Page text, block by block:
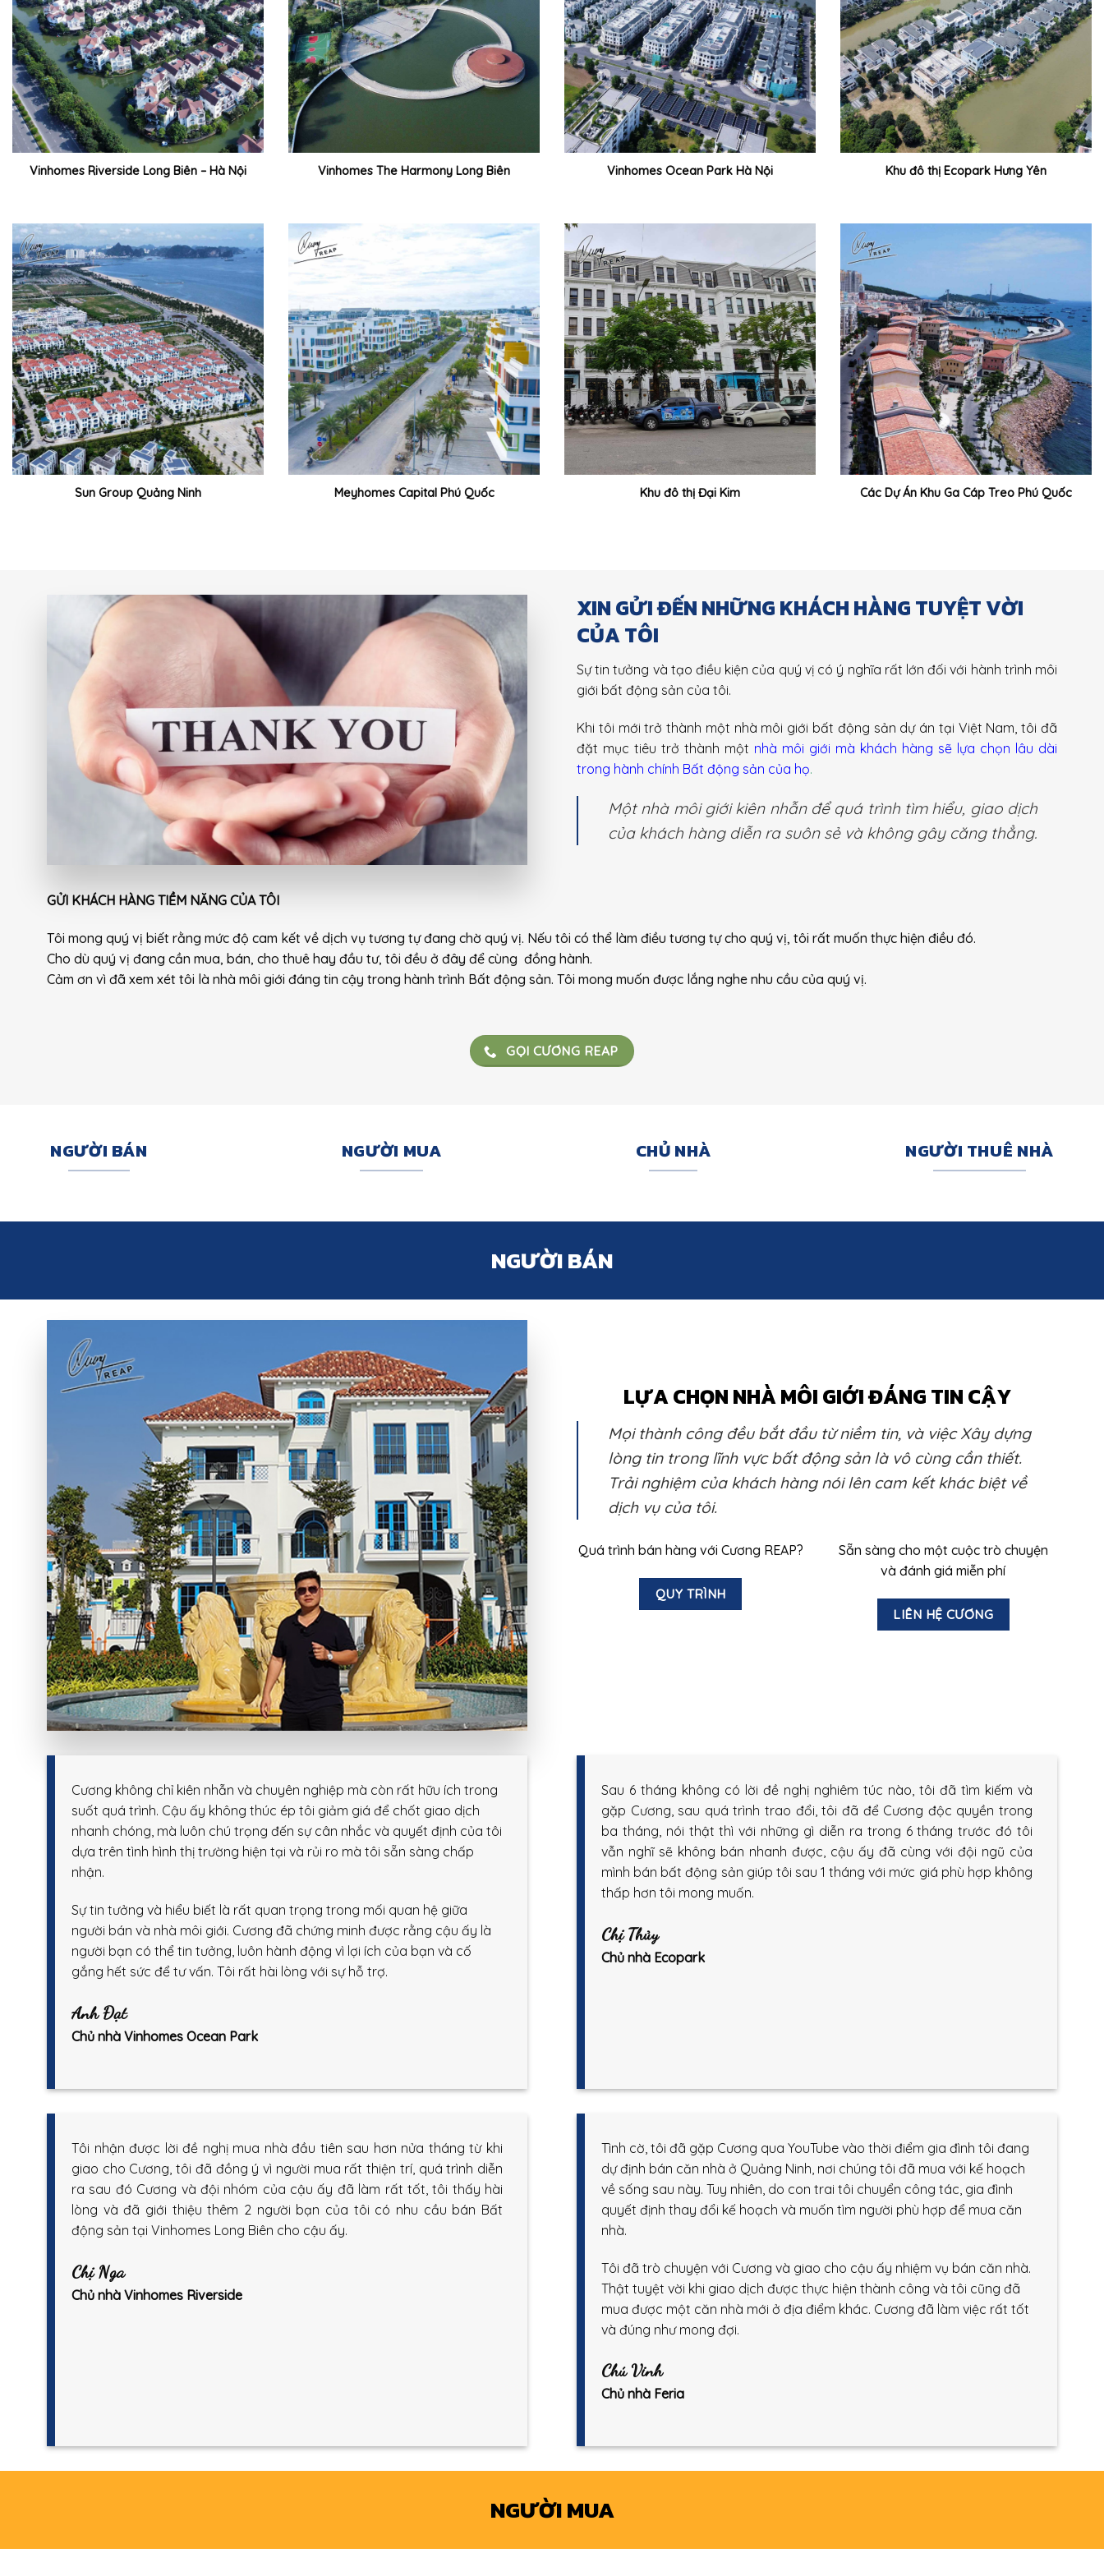
Vinhomes Riverside Long Biên – Hà Nội Vinhomes The Harmony Long Biên Vinhomes Ocean Park Hà Nội Khu đô thị Ecopark Hưng Yên
Sun Group Quảng Ninh Meyhomes Capital Phú Quốc Khu đô thị Đại Kim Các Dự Án Khu Ga Cáp Treo Phú Quốc
XIN GỬI ĐẾN NHỮNG KHÁCH HÀNG TUYỆT VỜI
CỦA TÔI
Sự tin tưởng và tạo điều kiện của quý vị có ý nghĩa rất lớn đối với hành trình môi
giới bất động sản của tôi.
Khi tôi mới trở thành một nhà môi giới bất động sản dự án tại Việt Nam, tôi đã
đặt mục tiêu trở thành một nhà môi giới mà khách hàng sẽ lựa chọn lâu dài
trong hành chính Bất động sản của họ.
Một nhà môi giới kiên nhẫn để quá trình tìm hiểu, giao dịch
của khách hàng diễn ra suôn sẻ và không gây căng thẳng.
GỬI KHÁCH HÀNG TIỀM NĂNG CỦA TÔI
Tôi mong quý vị biết rằng mức độ cam kết về dịch vụ tương tự đang chờ quý vị. Nếu tôi có thể làm điều tương tự cho quý vị, tôi rất muốn thực hiện điều đó.
Cho dù quý vị đang cần mua, bán, cho thuê hay đầu tư, tôi đều ở đây để cùng đồng hành.
Cảm ơn vì đã xem xét tôi là nhà môi giới đáng tin cậy trong hành trình Bất động sản. Tôi mong muốn được lắng nghe nhu cầu của quý vị.
GỌI CƯƠNG REAP
NGƯỜI BÁN NGƯỜI MUA CHỦ NHÀ NGƯỜI THUÊ NHÀ
NGƯỜI BÁN
LỰA CHỌN NHÀ MÔI GIỚI ĐÁNG TIN CẬY
Mọi thành công đều bắt đầu từ niềm tin, và việc Xây dựng
lòng tin trong lĩnh vực bất động sản là vô cùng cần thiết.
Trải nghiệm của khách hàng nói lên cam kết khác biệt về
dịch vụ của tôi.
Quá trình bán hàng với Cương REAP?
QUY TRÌNH
Sẵn sàng cho một cuộc trò chuyện
và đánh giá miễn phí
LIÊN HỆ CƯƠNG
Cương không chỉ kiên nhẫn và chuyên nghiệp mà còn rất hữu ích trong
suốt quá trình. Cậu ấy không thúc ép tôi giảm giá để chốt giao dịch
nhanh chóng, mà luôn chú trọng đến sự cân nhắc và quyết định của tôi
dựa trên tình hình thị trường hiện tại và rủi ro mà tôi sẵn sàng chấp
nhận.
Sự tin tưởng và hiểu biết là rất quan trọng trong mối quan hệ giữa
người bán và nhà môi giới. Cương đã chứng minh được rằng cậu ấy là
người bạn có thể tin tưởng, luôn hành động vì lợi ích của bạn và cố
gắng hết sức để tư vấn. Tôi rất hài lòng với sự hỗ trợ.
Anh Đạt
Chủ nhà Vinhomes Ocean Park
Sau 6 tháng không có lời đề nghị nghiêm túc nào, tôi đã tìm kiếm và
gặp Cương, sau quá trình trao đổi, tôi đã để Cương độc quyền trong
ba tháng, nói thật thì với những gì diễn ra trong 6 tháng trước đó tôi
vẫn nghĩ sẽ không bán nhanh được, cậu ấy đã cùng với đội ngũ của
mình bán bất động sản giúp tôi sau 1 tháng với mức giá phù hợp không
thấp hơn tôi mong muốn.
Chị Thủy
Chủ nhà Ecopark
Tôi nhận được lời đề nghị mua nhà đầu tiên sau hơn nửa tháng từ khi
giao cho Cương, tôi đã đồng ý vì người mua rất thiện trí, quá trình diễn
ra sau đó Cương và đội nhóm của cậu ấy đã làm rất tốt, tôi thấy hài
lòng và đã giới thiệu thêm 2 người bạn của tôi có nhu cầu bán Bất
động sản tại Vinhomes Long Biên cho cậu ấy.
Chị Nga
Chủ nhà Vinhomes Riverside
Tình cờ, tôi đã gặp Cương qua YouTube vào thời điểm gia đình tôi đang
dự định bán căn nhà ở Quảng Ninh, nơi chúng tôi đã mua với kế hoạch
về sống sau này. Tuy nhiên, do con trai tôi chuyển công tác, gia đình
quyết định thay đổi kế hoạch và muốn tìm người phù hợp để mua căn
nhà.
Tôi đã trò chuyện với Cương và giao cho cậu ấy nhiệm vụ bán căn nhà.
Thật tuyệt vời khi giao dịch được thực hiện thành công và tôi cũng đã
mua được một căn nhà mới ở địa điểm khác. Cương đã làm việc rất tốt
và đúng như mong đợi.
Chú Vinh
Chủ nhà Feria
NGƯỜI MUA